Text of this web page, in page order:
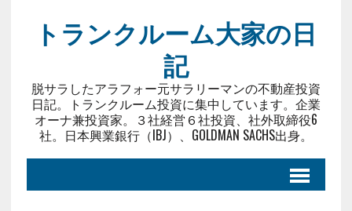
トランクルーム大家の日
記
脱サラしたアラフォー元サラリーマンの不動産投資
日記。トランクルーム投資に集中しています。企業
オーナ兼投資家。３社経営６社投資、社外取締役6
社。日本興業銀行（IBJ）、GOLDMAN SACHS出身。